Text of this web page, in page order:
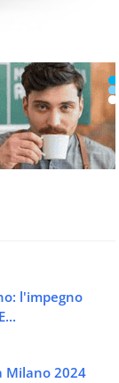
l'impegno
Milano 2024